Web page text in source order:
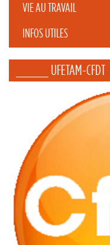
VIE AU TRAVAIL
INFOS UTILES
_____ UFETAM-CFDT